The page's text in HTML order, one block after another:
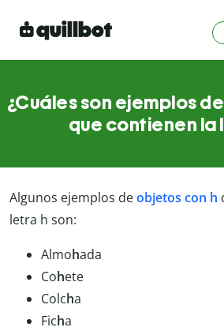
¿Cuáles son ejemplos
que contienen la
Algunos ejemplos deobjetos con h
letra h son:
Almohada
Cohete
Colcha
Ficha